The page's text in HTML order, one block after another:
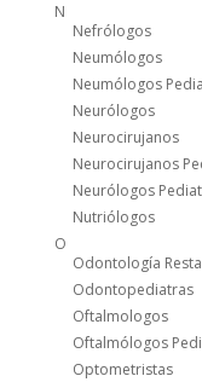
N
Nefrólogos
Neumólogos
Neumólogos
Neurólogos
Neurocirujanos
Neurocirujanos
Neurólogos
Nutriólogos
O
Odontología
Odontopediatras
Oftalmologos
Oftalmólogos
Optometristas